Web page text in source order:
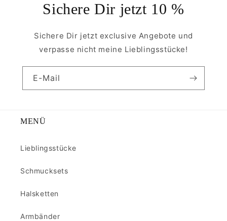
Sichere Dir jetzt 10 %
Sichere Dir jetzt exclusive Angebote und
verpasse nicht meine Lieblingsstücke!
E-Mail
MENÜ
Lieblingsstücke
Schmucksets
Halsketten
Armbänder